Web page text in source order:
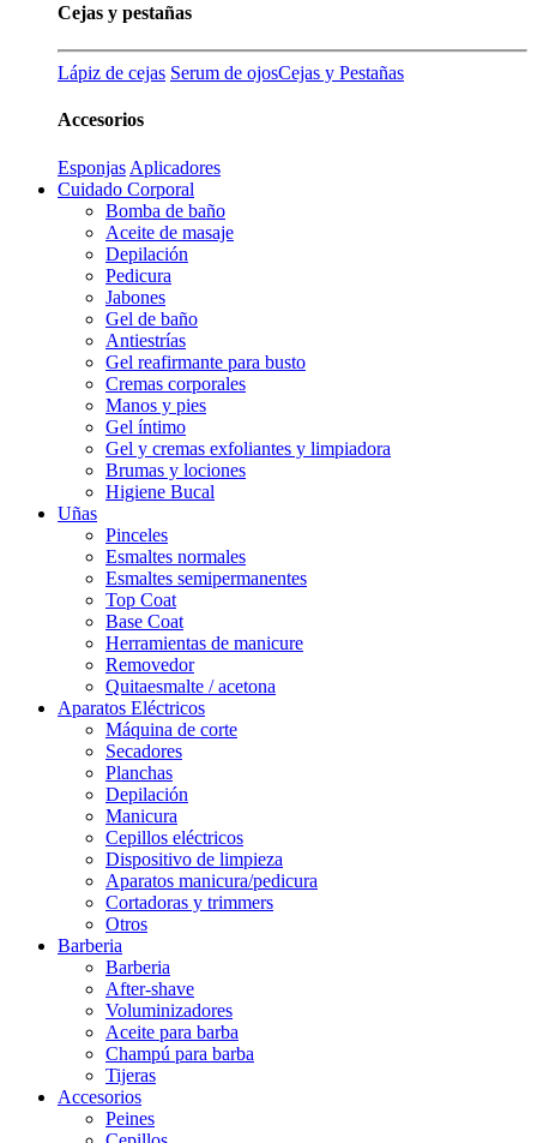
Cejas y pestañas
Lápiz de cejas Serum de ojosCejas y Pestañas
Accesorios
Esponjas Aplicadores
Cuidado Corporal
Bomba de baño
Aceite de masaje
Depilación
Pedicura
Jabones
Gel de baño
Antiestrías
Gel reafirmante para busto
Cremas corporales
Manos y pies
Gel íntimo
Gel y cremas exfoliantes y limpiadora
Brumas y lociones
Higiene Bucal
Uñas
Pinceles
Esmaltes normales
Esmaltes semipermanentes
Top Coat
Base Coat
Herramientas de manicure
Removedor
Quitaesmalte / acetona
Aparatos Eléctricos
Máquina de corte
Secadores
Planchas
Depilación
Manicura
Cepillos eléctricos
Dispositivo de limpieza
Aparatos manicura/pedicura
Cortadoras y trimmers
Otros
Barberia
Barberia
After-shave
Voluminizadores
Aceite para barba
Champú para barba
Tijeras
Accesorios
Peines